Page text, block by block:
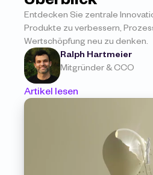
Entdecken Sie zentrale
Produkte zu verbessern,
Wertschöpfung neu zu denken.
Ralph Hartmeier
Mitgründer & CCO
Artikel lesen